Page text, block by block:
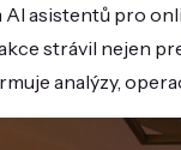
asistentů pro
strávil nejen
analýzy,